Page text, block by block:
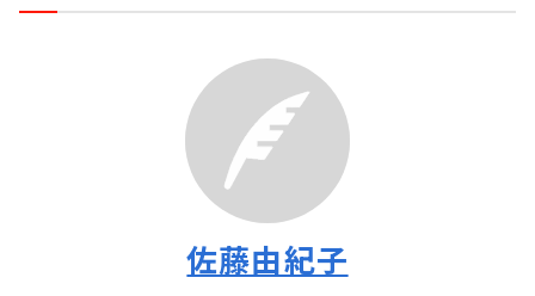
佐藤由紀子